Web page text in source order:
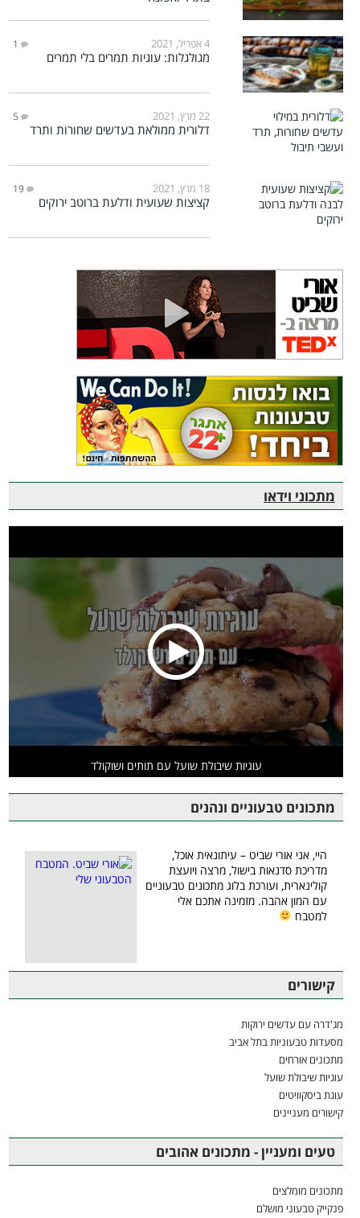
4 אפריל, 2021 1
מגולגלות: עוגיות תמרים בלי תמרים
22 מרץ, 2021 5
דלורית ממולאת בעדשים שחורות ותרד
18 מרץ, 2021 19
קציצות שעועית ודלעת ברוטב ירוקים
מתכוני וידאו
עוגיות שיבולת שועל עם תותים ושוקולד
מתכונים טבעוניים ונהנים
היי, אני אורי שביט – עיתונאית אוכל,
מדריכת סדנאות בישול, מרצה ויועצת
קולינארית, ועורכת בלוג מתכונים טבעוניים
עם המון אהבה. מזמינה אתכם אלי
למטבח
קישורים
מג'דרה עם עדשים ירוקות
מסעדות טבעוניות בתל אביב
מתכונים אורחים
עוגיות שיבולת שועל
עוגת ביסקוויטים
קישורים מעניינים
טעים ומעניין - מתכונים אהובים
מתכונים מומלצים
פנקייק טבעוני מושלם